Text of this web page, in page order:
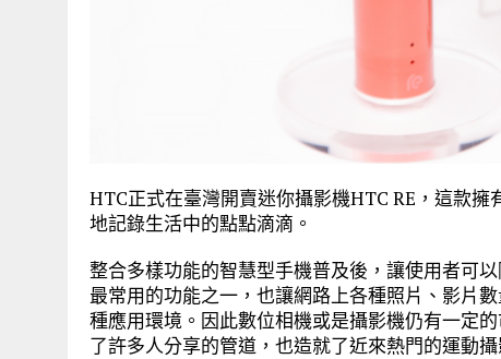
HTC正式在臺灣開賣迷你攝影機HTC RE，這款
地記錄生活中的點點滴滴。
整合多樣功能的智慧型手機普及後，讓使用者可
最常用的功能之一，也讓網路上各種照片、影片
種應用環境。因此數位相機或是攝影機仍有一定
了許多人分享的管道，也造就了近來熱門的運動攝